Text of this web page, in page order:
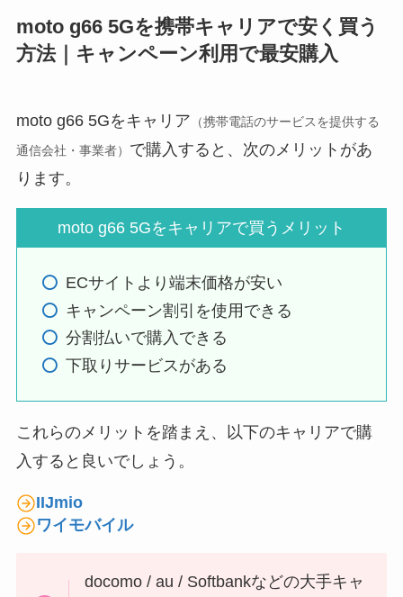
moto g66 5Gを携帯キャリアで安く買う
方法｜キャンペーン利用で最安購入
moto g66 5Gをキャリア （携帯電話のサービスを提供する
通信会社・事業者） で購入すると、次のメリットがあ
ります。
moto g66 5Gをキャリアで買うメリット
ECサイトより端末価格が安い
キャンペーン割引を使用できる
分割払いで購入できる
下取りサービスがある
これらのメリットを踏まえ、以下のキャリアで購
入すると良いでしょう。
IIJmio
ワイモバイル
docomo / au / Softbankなどの大手キャ